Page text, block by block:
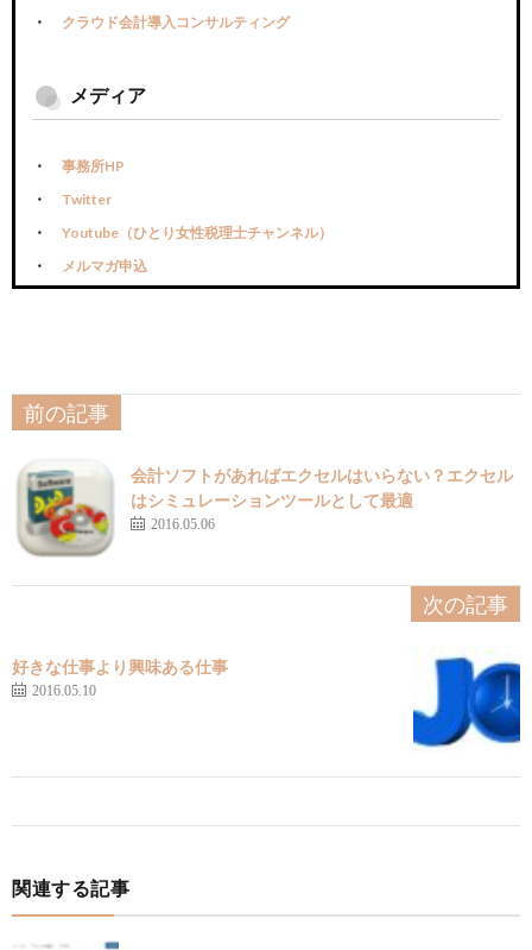
クラウド会計導入コンサルティング
メディア
事務所HP
Twitter
Youtube（ひとり女性税理士チャンネル）
メルマガ申込
前の記事
会計ソフトがあればエクセルはいらない？エクセル
はシミュレーションツールとして最適
2016.05.06
次の記事
好きな仕事より興味ある仕事
2016.05.10
関連する記事